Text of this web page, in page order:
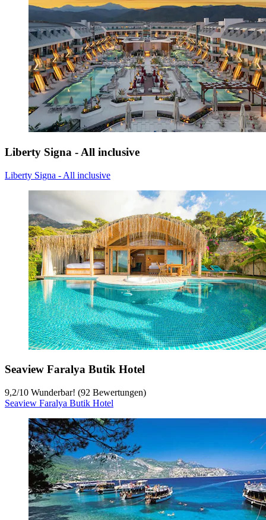
Liberty Signa - All inclusive
Liberty Signa - All inclusive
Seaview Faralya Butik Hotel
9,2/10 Wunderbar! (92 Bewertungen)
Seaview Faralya Butik Hotel